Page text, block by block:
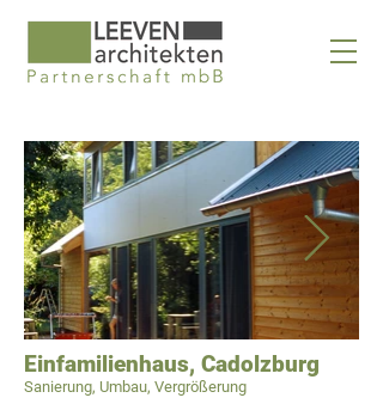
Einfamilienhaus, Cadolzburg
Sanierung, Umbau, Vergrößerung